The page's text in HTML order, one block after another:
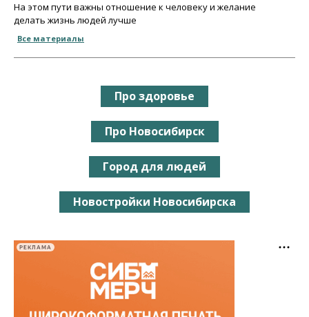
На этом пути важны отношение к человеку и желание
делать жизнь людей лучше
Все материалы
Про здоровье
Про Новосибирск
Город для людей
Новостройки Новосибирска
РЕКЛАМА